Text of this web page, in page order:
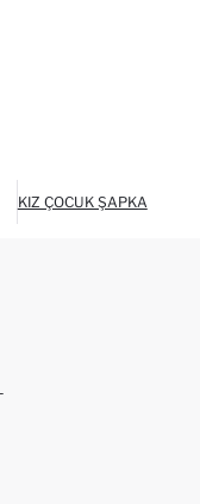
KIZ ÇOCUK ŞAPKA